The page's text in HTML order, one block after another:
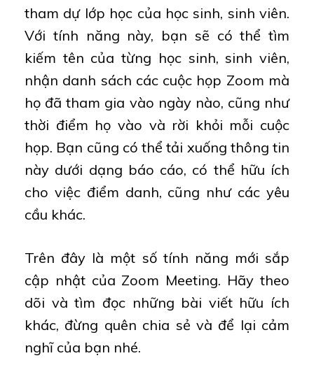
tham dự lớp học của học sinh, sinh viên.
Với tính năng này, bạn sẽ có thể tìm
kiếm tên của từng học sinh, sinh viên,
nhận danh sách các cuộc họp Zoom mà
họ đã tham gia vào ngày nào, cũng như
thời điểm họ vào và rời khỏi mỗi cuộc
họp. Bạn cũng có thể tải xuống thông tin
này dưới dạng báo cáo, có thể hữu ích
cho việc điểm danh, cũng như các yêu
cầu khác.
Trên đây là một số tính năng mới sắp
cập nhật của Zoom Meeting. Hãy theo
dõi và tìm đọc những bài viết hữu ích
khác, đừng quên chia sẻ và để lại cảm
nghĩ của bạn nhé.